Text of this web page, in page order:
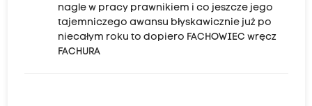
nagle w pracy prawnikiem i co jeszcze jego
tajemniczego awansu błyskawicznie już po
niecałym roku to dopiero FACHOWIEC wręcz
FACHURA